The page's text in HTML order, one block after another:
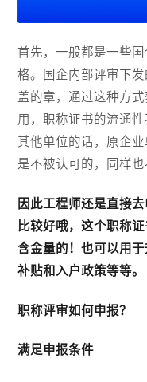
首先，一般都是一些
格。国企内部评审下
盖的章，通过这种方
用，职称证书的流通
其他单位的话，原企
是不被认可的，同样
因此工程师还是直接
比较好哦，这个职称
含金量的！也可以用
补贴和入户政策等等。
职称评审如何申报？
满足申报条件